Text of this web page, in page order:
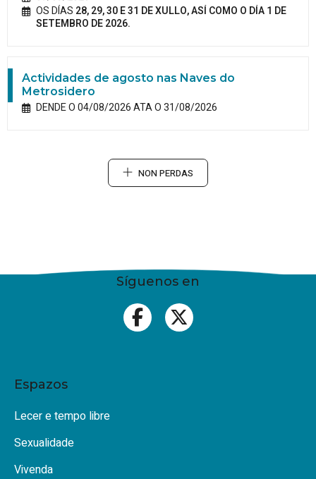
OS DÍAS 28, 29, 30 E 31 DE XULLO, ASÍ COMO O DÍA 1 DE
SETEMBRO DE 2026.
Actividades de agosto nas Naves do
Metrosidero
DENDE O 04/08/2026 ATA O 31/08/2026
NON PERDAS
Síguenos en
Espazos
Lecer e tempo libre
Sexualidade
Vivenda